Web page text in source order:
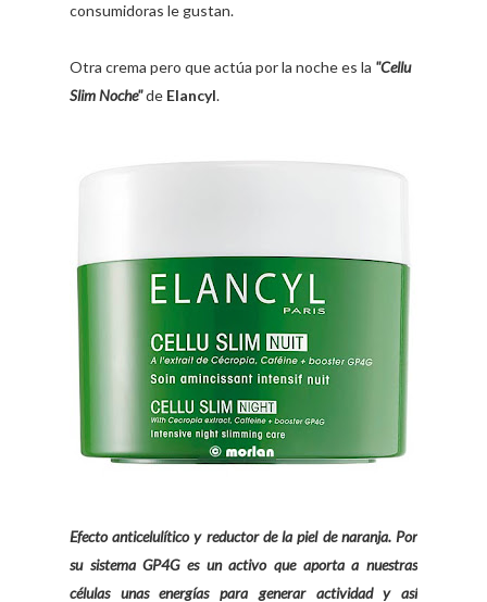
consumidoras le gustan.
Otra crema pero que actúa por la noche es la "Cellu
Slim Noche"de Elancyl.
Efecto anticelulítico y reductor de la piel de naranja. Por
su sistema GP4G es un activo que aporta a nuestras
células unas energías para generar actividad y así